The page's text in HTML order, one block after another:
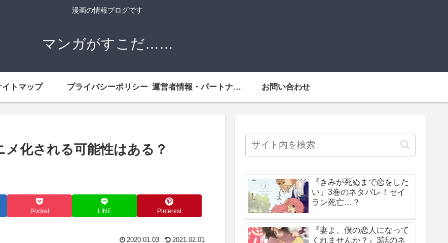
漫画の情報ブログです
マンガがすこだ……
イトマップ プライバシーポリシー 運営者情報・パートナーメディア お問い合わせ
メ化される可能性はある？
Pocket LINE Pinterest
2020.01.03 2021.02.01
『きみが死ぬまで恋をした
い』3巻のネタバレ！セイ
ラン死亡…？
『妻よ、僕の恋人になって
くれませんか？』3話のネ